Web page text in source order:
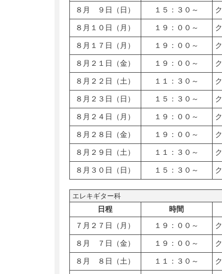
８月 ９日（日） １５：３０～
８月１０日（月） １９：００～
８月１７日（月） １９：００～
８月２１日（金） １９：００～
８月２２日（土） １１：３０～
８月２３日（日） １５：３０～
８月２４日（月） １９：００～
８月２８日（金） １９：００～
８月２９日（土） １１：３０～
８月３０日（日） １５：３０～
エレキギター科
日程
時間
７月２７日（月）
１９：００～
８月 ７日（金） １９：００～
８月 ８日（土） １１：３０～